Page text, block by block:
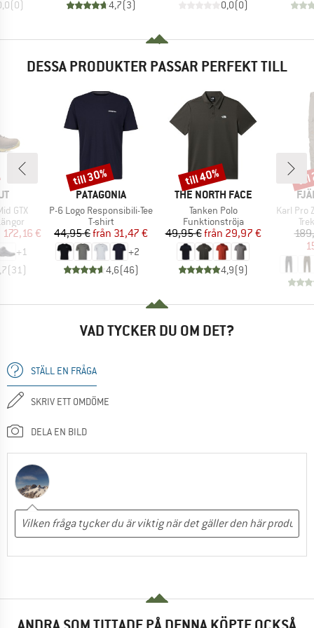
(0) 4,7(3) 0,0(0)
DESSA PRODUKTER PASSAR PERFEKT TILL
GTX
pris
172,16 €
+1
(31 )
VARUMÄRKE
PATAGONIA
Produkter
P-6 Logo Responsibili-Tee
Produktgrupp
T-shirt
Pris
44,95 € Reducerat pris
från 31,47 €
+2
4,6(46)
Rabatt
till 30%
VARUMÄRKE
THE NORTH FACE
Produkter
Tanken Polo
Produktgrupp
Funktionströja
Pris
49,95 € Reducerat pris
från 29,97 €
4,9(9)
Rabatt
till 40%
Karl Pro
VAD TYCKER DU OM DET?
STÄLL EN FRÅGA
SKRIV ETT OMDÖME
DELA EN BILD